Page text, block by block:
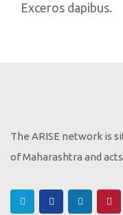
Exceros dapibus.
The ARISE network is
of Maharashtra and